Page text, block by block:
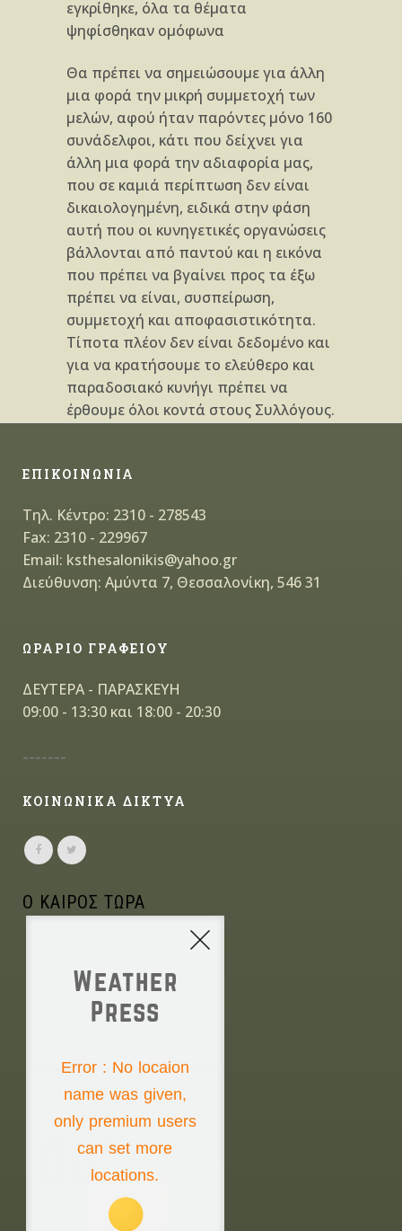
εγκρίθηκε, όλα τα θέματα
ψηφίσθηκαν ομόφωνα
Θα πρέπει να σημειώσουμε για άλλη
μια φορά την μικρή συμμετοχή των
μελών, αφού ήταν παρόντες μόνο 160
συνάδελφοι, κάτι που δείχνει για
άλλη μια φορά την αδιαφορία μας,
που σε καμιά περίπτωση δεν είναι
δικαιολογημένη, ειδικά στην φάση
αυτή που οι κυνηγετικές οργανώσεις
βάλλονται από παντού και η εικόνα
που πρέπει να βγαίνει προς τα έξω
πρέ­πει να είναι, συσπείρωση,
συμμετοχή και αποφασι­στικότητα.
Τίποτα πλέον δεν είναι δεδομένο και
για να κρατήσουμε το ελεύθερο και
παραδοσιακό κυνήγι πρέπει να
έρθουμε όλοι κοντά στους Συλλόγους.
ΕΠΙΚΟΙΝΩΝΙΑ
Τηλ. Κέντρο: 2310 - 278543
Fax: 2310 - 229967
Email: ksthesalonikis@yahoo.gr
Διεύθυνση: Αμύντα 7, Θεσσαλονίκη, 546 31
ΩΡΑΡΙΟ ΓΡΑΦΕΙΟΥ
ΔΕΥΤΕΡΑ - ΠΑΡΑΣΚΕΥΗ
09:00 - 13:30 και 18:00 - 20:30
-------
ΚΟΙΝΩΝΙΚΑ ΔΙΚΤΥΑ
Ο ΚΑΙΡΟΣ ΤΩΡΑ
Weather
Press
Error : No locaion
name was given,
only premium users
can set more
locations.
Saturday the 8th
00°